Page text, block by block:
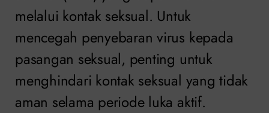
melalui kontak seksual. Untuk
mencegah penyebaran virus kepada
pasangan seksual, penting untuk
menghindari kontak seksual yang tidak
aman selama periode luka aktif.